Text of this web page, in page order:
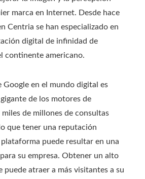
marca en Internet. Desde hace
Centria se han especializado en
digital de infinidad de
continente americano.
Google en el mundo digital es
de los motores de
miles de millones de consultas
que tener una reputación
puede resultar en una
su empresa. Obtener un alto
puede atraer a más visitantes a su